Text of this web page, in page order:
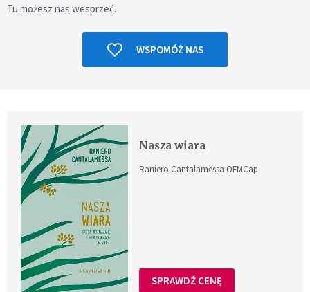
Tu możesz nas wesprzeć.
WSPOMÓŻ NAS
Nasza wiara
Raniero Cantalamessa OFMCap
SPRAWDŹ CENĘ